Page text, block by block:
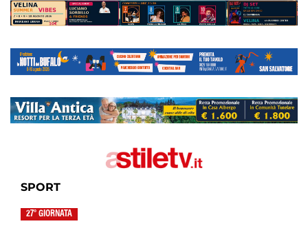
SPORT
27° GIORNATA